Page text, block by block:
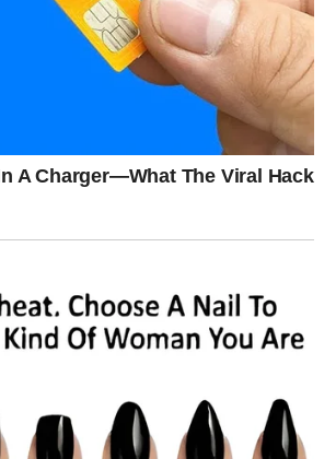
nežnost i osećaj pripadanja
upoznati osobu koja ih “umiruje”, a
osobe iz prošlosti, ali Bik sada zna
nije vredno
u tome koliko trpiš, već u tome što